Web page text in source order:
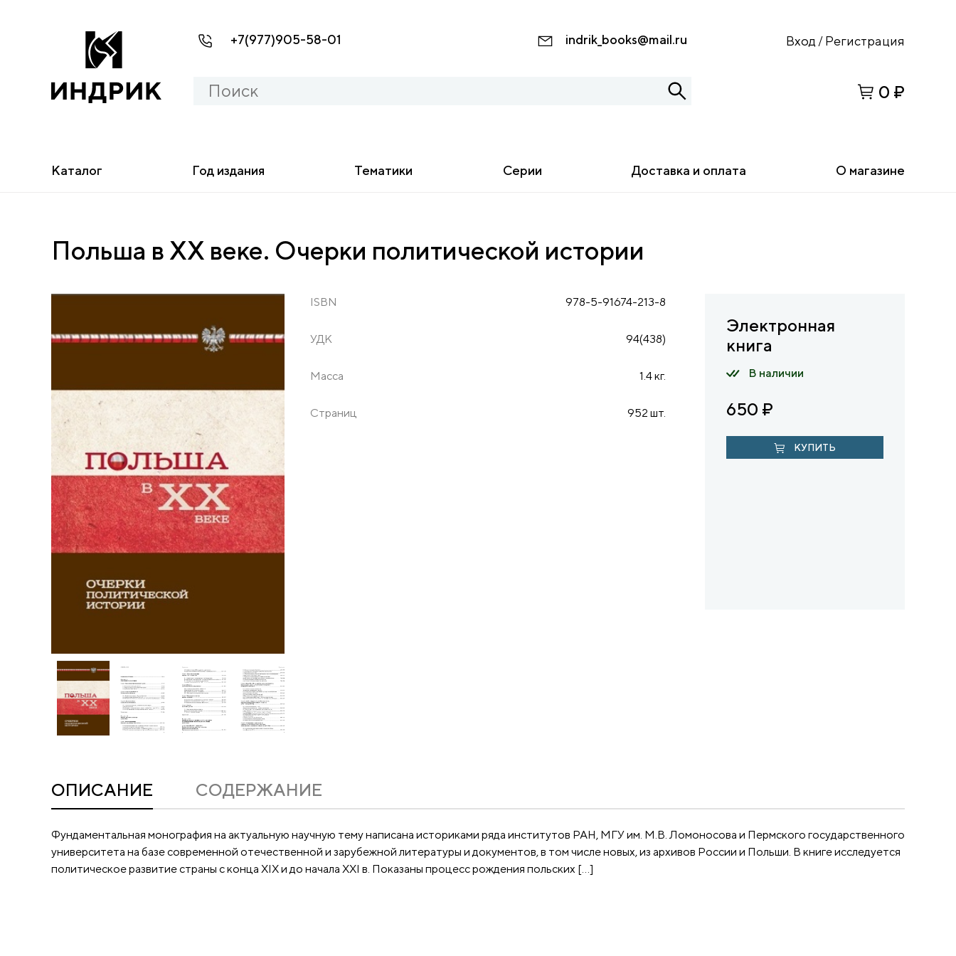
+7(977)905-58-01 indrik_books@mail.ru Вход / Регистрация
0 ₽
Каталог Год издания Тематики Серии Доставка и оплата О магазине
Польша в ХХ веке. Очерки политической истории
ISBN 978-5-91674-213-8
УДК 94(438)
Масса 1.4 кг.
Страниц 952 шт.
Электронная
книга
В наличии
650 ₽
КУПИТЬ
ОПИСАНИЕ CОДЕРЖАНИЕ
Фундаментальная монография на актуальную научную тему написана историками ряда институтов РАН, МГУ им. М.В. Ломоносова и Пермского государственного
университета на базе современной отечественной и зарубежной литературы и документов, в том числе новых, из архивов России и Польши. В книге исследуется
политическое развитие страны с конца XIX и до начала XXI в. Показаны процесс рождения польских […]